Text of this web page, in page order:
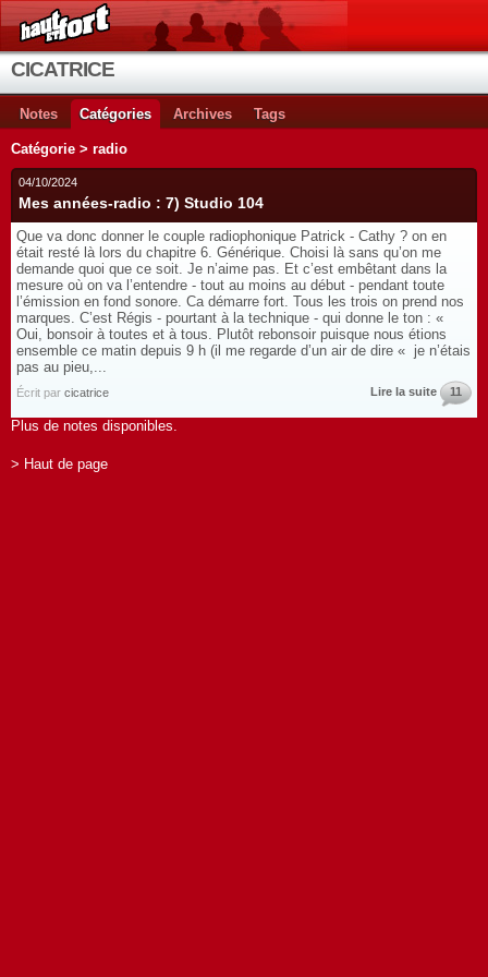
CICATRICE
Notes Catégories Archives Tags
Catégorie > radio
04/10/2024
Mes années-radio : 7) Studio 104
Que va donc donner le couple radiophonique Patrick - Cathy ? on en
était resté là lors du chapitre 6. Générique. Choisi là sans qu’on me
demande quoi que ce soit. Je n’aime pas. Et c’est embêtant dans la
mesure où on va l’entendre - tout au moins au début - pendant toute
l’émission en fond sonore. Ca démarre fort. Tous les trois on prend nos
marques. C’est Régis - pourtant à la technique - qui donne le ton : «
Oui, bonsoir à toutes et à tous. Plutôt rebonsoir puisque nous étions
ensemble ce matin depuis 9 h (il me regarde d’un air de dire « je n’étais
pas au pieu,...
Écrit par cicatrice Lire la suite 11
Plus de notes disponibles.
> Haut de page